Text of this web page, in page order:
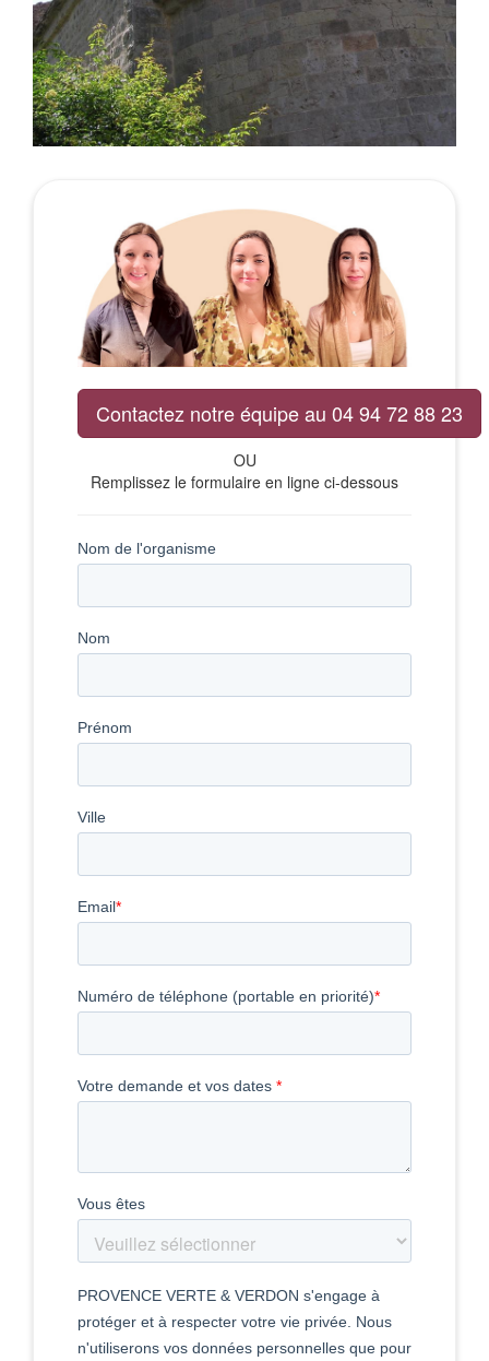
Contactez notre équipe au 04 94 72 88 23
OU
Remplissez le formulaire en ligne ci-dessous